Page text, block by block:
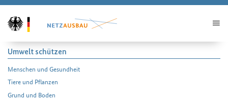
Umwelt schützen
Menschen und Gesundheit
Tiere und Pflanzen
Grund und Boden